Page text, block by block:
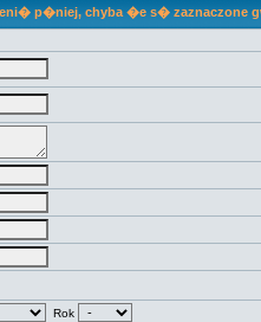
p�niej, chyba �e s� zaznaczone
Rok